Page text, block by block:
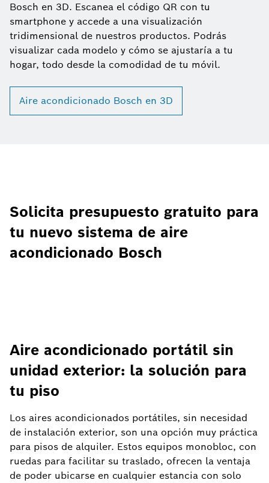
Bosch en 3D. Escanea el código QR con tu
smartphone y accede a una visualización
tridimensional de nuestros productos. Podrás
visualizar cada modelo y cómo se ajustaría a tu
hogar, todo desde la comodidad de tu móvil.
Aire acondicionado Bosch en 3D
Solicita presupuesto gratuito para
tu nuevo sistema de aire
acondicionado Bosch
Aire acondicionado portátil sin
unidad exterior: la solución para
tu piso
Los aires acondicionados portátiles, sin necesidad
de instalación exterior, son una opción muy práctica
para pisos de alquiler. Estos equipos monobloc, con
ruedas para facilitar su traslado, ofrecen la ventaja
de poder ubicarse en cualquier estancia con solo